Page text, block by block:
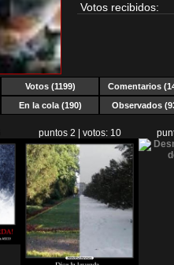
Votos recibidos:
Votos (1199)
Comentarios
En la cola (190) Observados
puntos 2 | votos: 10